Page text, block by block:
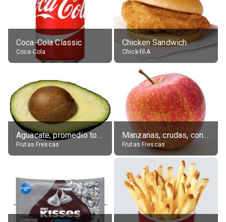
Coca-Cola Classic
Coca-Cola
Chicken Sandwich
Chick-fil-A
Aguacate, promedio todos variedades, crudo
Frutas Frescas
Manzanas, crudas, con piel
Frutas Frescas